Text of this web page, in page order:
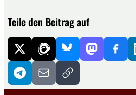
Teile den Beitrag auf